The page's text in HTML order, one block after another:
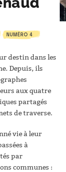
NUMÉRO 4
destin dans les
Depuis, ils
aux quatre
partagés
de traverse.
vie à leur
à
par
communes :